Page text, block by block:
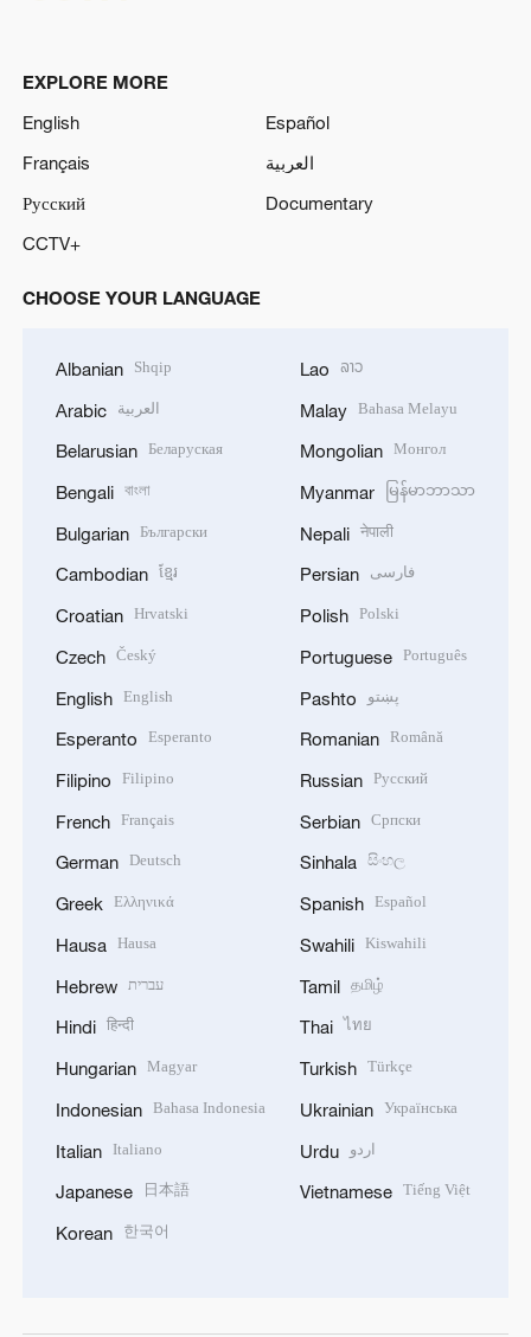
EXPLORE MORE
English
Español
Français
العربية
Русский
Documentary
CCTV+
CHOOSE YOUR LANGUAGE
Albanian Shqip
Arabic العربية
Belarusian Беларуская
Bengali বাংলা
Bulgarian Български
Cambodian ខ្មែរ
Croatian Hrvatski
Czech Český
English English
Esperanto Esperanto
Filipino Filipino
French Français
German Deutsch
Greek Ελληνικά
Hausa Hausa
Hebrew עברית
Hindi हिन्दी
Hungarian Magyar
Indonesian Bahasa Indonesia
Italian Italiano
Japanese 日本語
Korean 한국어
Lao ລາວ
Malay Bahasa Melayu
Mongolian Монгол
Myanmar မြန်မာဘာသာ
Nepali नेपाली
Persian فارسی
Polish Polski
Portuguese Português
Pashto پښتو
Romanian Română
Russian Русский
Serbian Српски
Sinhala සිංහල
Spanish Español
Swahili Kiswahili
Tamil தமிழ்
Thai ไทย
Turkish Türkçe
Ukrainian Українська
Urdu اردو
Vietnamese Tiếng Việt